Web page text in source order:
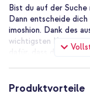
Bist du auf der
Dann entscheide
imoshion. Dank des
wichtigsten Karten
dafür, dass deine
durch ihr schlankes
Produktvorteile